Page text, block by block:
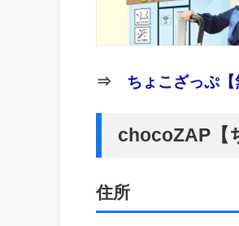
⇒ ちょこざっぷ
chocoZAP【
住所